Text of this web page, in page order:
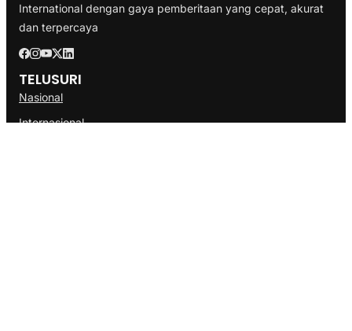
International dengan gaya pemberitaan yang cepat, akurat
dan terpercaya
TELUSURI
Nasional
Internasional